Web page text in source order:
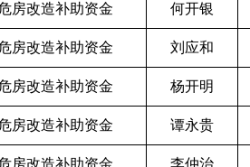
房改造补助资金 何开银
房改造补助资金 刘应和
房改造补助资金 杨开明
房改造补助资金 谭永贵
房改造补助资金 李仲治